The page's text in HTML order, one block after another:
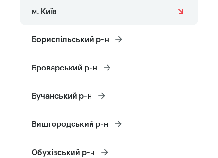
м. Київ
Бориспільський р-н
Броварський р-н
Бучанський р-н
Вишгородський р-н
Обухівський р-н